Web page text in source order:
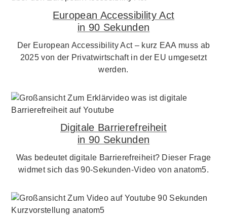
European Accessibility Act
in 90 Sekunden
Der European Accessibility Act – kurz EAA muss ab
2025 von der Privatwirtschaft in der EU umgesetzt
werden.
Digitale Barrierefreiheit
in 90 Sekunden
Was bedeutet digitale Barrierefreiheit? Dieser Frage
widmet sich das 90-Sekunden-Video von anatom5.